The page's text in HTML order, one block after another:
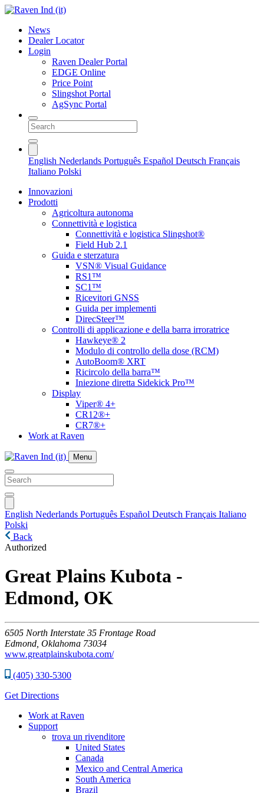
News
Dealer Locator
Login
Raven Dealer Portal
EDGE Online
Price Point
Slingshot Portal
AgSync Portal
English Nederlands Português Español Deutsch Français
Italiano Polski
Innovazioni
Prodotti
Agricoltura autonoma
Connettività e logistica
Connettività e logistica Slingshot®
Field Hub 2.1
Guida e sterzatura
VSN® Visual Guidance
RS1™
SC1™
Ricevitori GNSS
Guida per implementi
DirecSteer™
Controlli di applicazione e della barra irroratrice
Hawkeye® 2
Modulo di controllo della dose (RCM)
AutoBoom® XRT
Ricircolo della barra™
Iniezione diretta Sidekick Pro™
Display
Viper® 4+
CR12®+
CR7®+
Work at Raven
Menu
English Nederlands Português Español Deutsch Français Italiano
Polski
Back
Authorized
Great Plains Kubota -
Edmond, OK
6505 North Interstate 35 Frontage Road
Edmond, Oklahoma 73034
www.greatplainskubota.com/
(405) 330-5300
Get Directions
Work at Raven
Support
trova un rivenditore
United States
Canada
Mexico and Central America
South America
Brazil